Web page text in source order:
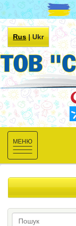
Rus|Ukr
Toggle
navigation